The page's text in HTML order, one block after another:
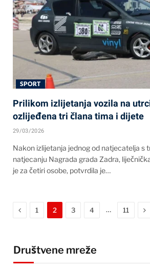
SPORT
Prilikom izlijetanja vozila na
ozlijeđena tri člana tima i dijete
29/03/2026
Nakon izlijetanja jednog od natjecatelja s
natjecanju Nagrada grada Zadra,
je za četiri osobe, potvrdila je…
Previous
1 2 3 4 … 11
Društvene mreže